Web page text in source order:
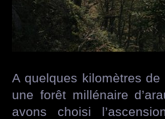
A quelques kilomètres
une forêt millénaire
avons choisi